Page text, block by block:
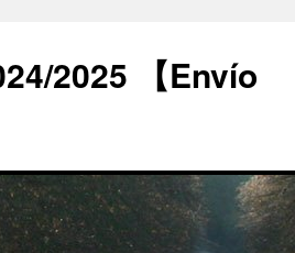
2025 【Envío